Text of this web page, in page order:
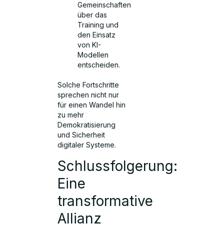
Gemeinschaften
über das
Training und
den Einsatz
von KI-
Modellen
entscheiden.
Solche Fortschritte
sprechen nicht nur
für einen Wandel hin
zu mehr
Demokratisierung
und Sicherheit
digitaler Systeme.
Schlussfolgerung:
Eine
transformative
Allianz